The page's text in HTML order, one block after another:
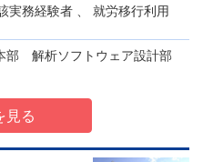
実務経験者 、 就労移行利用
部 解析ソフトウェア設計部
見る